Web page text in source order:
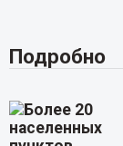
Подробно